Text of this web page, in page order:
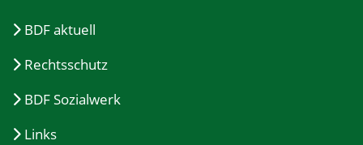
BDF aktuell
Rechtsschutz
BDF Sozialwerk
Links